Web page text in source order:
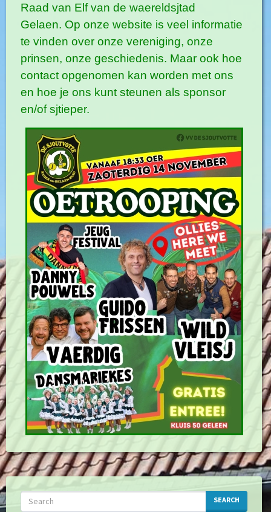
Raad van Elf van de waereldsjtad
Gelaen. Op onze website is veel informatie
te vinden over onze vereniging, onze
prinsen, onze geschiedenis. Maar ook hoe
contact opgenomen kan worden met ons
en hoe je ons kunt steunen als sponsor
en/of sjtieper.
SEARCH